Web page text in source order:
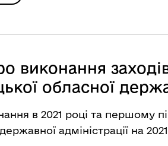
виконання
обласної
в 2021 році та першому
адміністрації на